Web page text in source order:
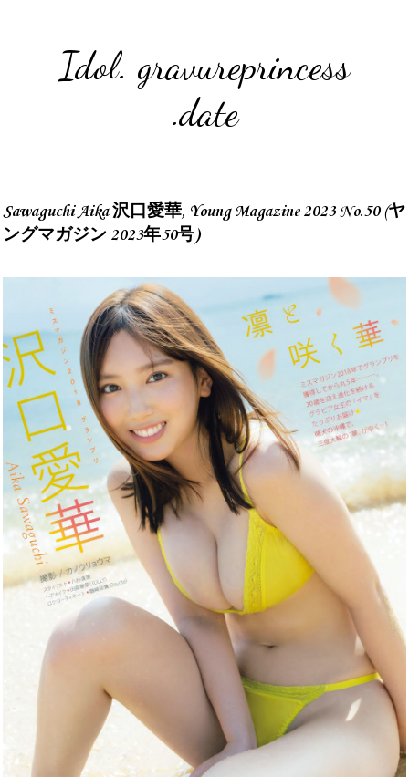
Idol. gravureprincess
.date
Sawaguchi Aika 沢口愛華, Young Magazine 2023 No.50 (ヤ
ングマガジン 2023年50号)